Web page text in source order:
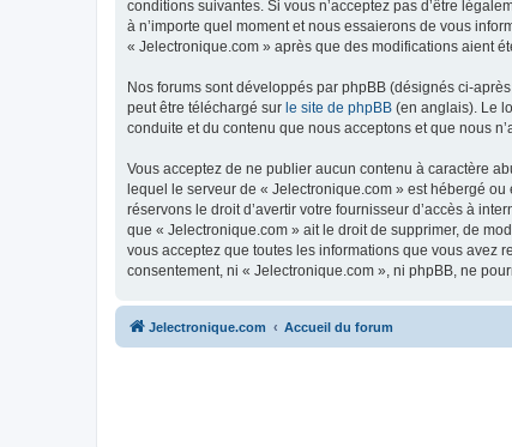
conditions suivantes. Si vous n’acceptez pas d’être
à n’importe quel moment et nous essaierons de vous
« Jelectronique.com » après que des modifications aient
Nos forums sont développés par phpBB (désignés ci-
peut être téléchargé sur le site de phpBB (en anglais). Le
conduite et du contenu que nous acceptons et que nous
Vous acceptez de ne publier aucun contenu à caractère
lequel le serveur de « Jelectronique.com » est hébergé
réservons le droit d’avertir votre fournisseur d’accès à
que « Jelectronique.com » ait le droit de supprimer, de
vous acceptez que toutes les informations que vous avez
consentement, ni « Jelectronique.com », ni phpBB, ne
Jelectronique.com Accueil du forum